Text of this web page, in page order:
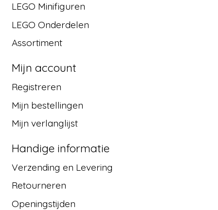
LEGO Minifiguren
LEGO Onderdelen
Assortiment
Mijn account
Registreren
Mijn bestellingen
Mijn verlanglijst
Handige informatie
Verzending en Levering
Retourneren
Openingstijden